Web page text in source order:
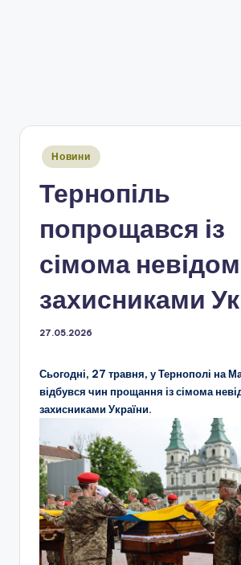
Опубліковано
Новини
Тернопіль
попрощався із
сімома
захисниками
27.05.2026
Сьогодні, 27 травня, у Тернополі на
відбувся чин прощання із сімома
захисниками України.